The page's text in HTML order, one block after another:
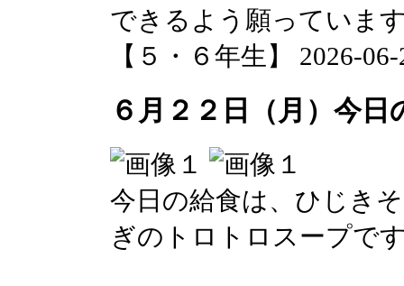
できるよう願っていま
【５・６年生】 2026-
６月２２日（月）今日
今日の給食は、ひじき
ぎのトロトロスープで